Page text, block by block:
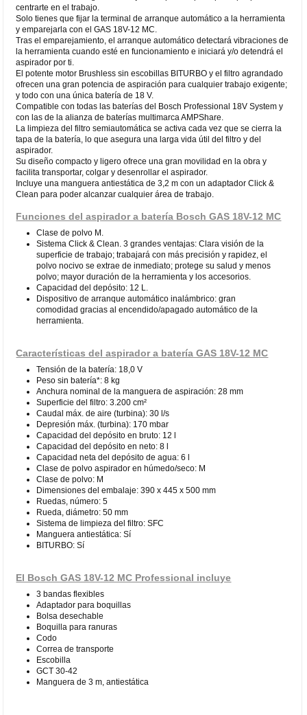
centrarte en el trabajo.
Solo tienes que fijar la terminal de arranque automático a la herramienta
y emparejarla con el GAS 18V-12 MC.
Tras el emparejamiento, el arranque automático detectará vibraciones de
la herramienta cuando esté en funcionamiento e iniciará y/o detendrá el
aspirador por ti.
El potente motor Brushless sin escobillas BITURBO y el filtro agrandado
ofrecen una gran potencia de aspiración para cualquier trabajo exigente;
y todo con una única batería de 18 V.
Compatible con todas las baterías del Bosch Professional 18V System y
con las de la alianza de baterías multimarca AMPShare.
La limpieza del filtro semiautomática se activa cada vez que se cierra la
tapa de la batería, lo que asegura una larga vida útil del filtro y del
aspirador.
Su diseño compacto y ligero ofrece una gran movilidad en la obra y
facilita transportar, colgar y desenrollar el aspirador.
Incluye una manguera antiestática de 3,2 m con un adaptador Click &
Clean para poder alcanzar cualquier área de trabajo.
Funciones del aspirador a batería Bosch GAS 18V-12 MC
Clase de polvo M.
Sistema Click & Clean. 3 grandes ventajas: Clara visión de la
superficie de trabajo; trabajará con más precisión y rapidez, el
polvo nocivo se extrae de inmediato; protege su salud y menos
polvo; mayor duración de la herramienta y los accesorios.
Capacidad del depósito: 12 L.
Dispositivo de arranque automático inalámbrico: gran
comodidad gracias al encendido/apagado automático de la
herramienta.
Características del aspirador a batería GAS 18V-12 MC
Tensión de la batería: 18,0 V
Peso sin batería*: 8 kg
Anchura nominal de la manguera de aspiración: 28 mm
Superficie del filtro: 3.200 cm²
Caudal máx. de aire (turbina): 30 l/s
Depresión máx. (turbina): 170 mbar
Capacidad del depósito en bruto: 12 l
Capacidad del depósito en neto: 8 l
Capacidad neta del depósito de agua: 6 l
Clase de polvo aspirador en húmedo/seco: M
Clase de polvo: M
Dimensiones del embalaje: 390 x 445 x 500 mm
Ruedas, número: 5
Rueda, diámetro: 50 mm
Sistema de limpieza del filtro: SFC
Manguera antiestática: Sí
BITURBO: Sí
El Bosch GAS 18V-12 MC Professional incluye
3 bandas flexibles
Adaptador para boquillas
Bolsa desechable
Boquilla para ranuras
Codo
Correa de transporte
Escobilla
GCT 30-42
Manguera de 3 m, antiestática